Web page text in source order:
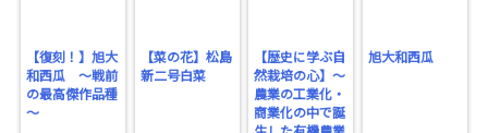
【復刻！】旭大
和西瓜 ～戦前
の最高傑作品種
～
【菜の花】松島
新二号白菜
【歴史に学ぶ自
然栽培の心】～
農業の工業化・
商業化の中で誕
旭大和西瓜